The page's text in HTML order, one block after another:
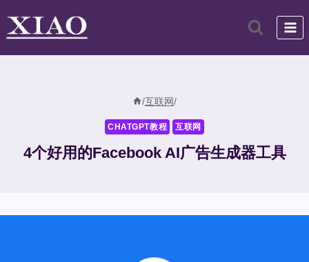
/互联网/
CHATGPT教程 互联网
4个好用的Facebook AI广告生成器工具